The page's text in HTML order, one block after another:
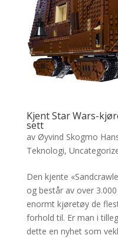
Kjent Star Wars-
sett
av Øyvind Skogmo
Teknologi,
Den kjente
og består av over
enormt kjøretøy de
forhold til. Er man i
dette en nyhet som